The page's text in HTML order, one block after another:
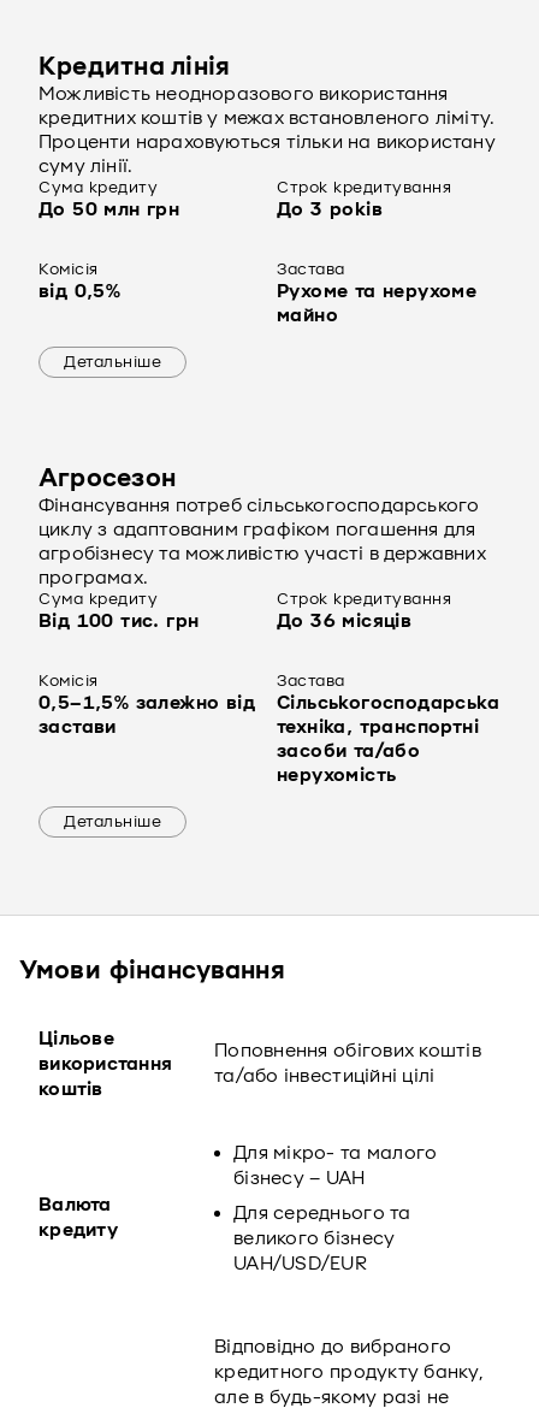
Кредитна лінія
Можливість неодноразового використання
кредитних коштів у межах встановленого ліміту.
Проценти нараховуються тільки на використану
суму лінії.
Сума кредиту
До 50 млн грн
Строк кредитування
До 3 років
Комісія
від 0,5%
Застава
Рухоме та нерухоме
майно
Детальніше
Агросезон
Фінансування потреб сільськогосподарського
циклу з адаптованим графіком погашення для
агробізнесу та можливістю участі в державних
програмах.
Сума кредиту
Від 100 тис. грн
Строк кредитування
До 36 місяців
Комісія
0,5–1,5% залежно від
застави
Застава
Сільськогосподарська
техніка, транспортні
засоби та/або
нерухомість
Детальніше
Умови фінансування
Цільове
використання
коштів
Поповнення обігових коштів
та/або інвестиційні цілі
Валюта
кредиту
Для мікро- та малого
бізнесу – UAH
Для середнього та
великого бізнесу
UAH/USD/EUR
Відповідно до вибраного
кредитного продукту банку,
але в будь-якому разі не